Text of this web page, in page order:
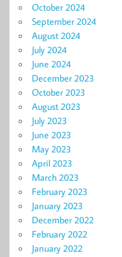
October 2024
September 2024
August 2024
July 2024
June 2024
December 2023
October 2023
August 2023
July 2023
June 2023
May 2023
April 2023
March 2023
February 2023
January 2023
December 2022
February 2022
January 2022